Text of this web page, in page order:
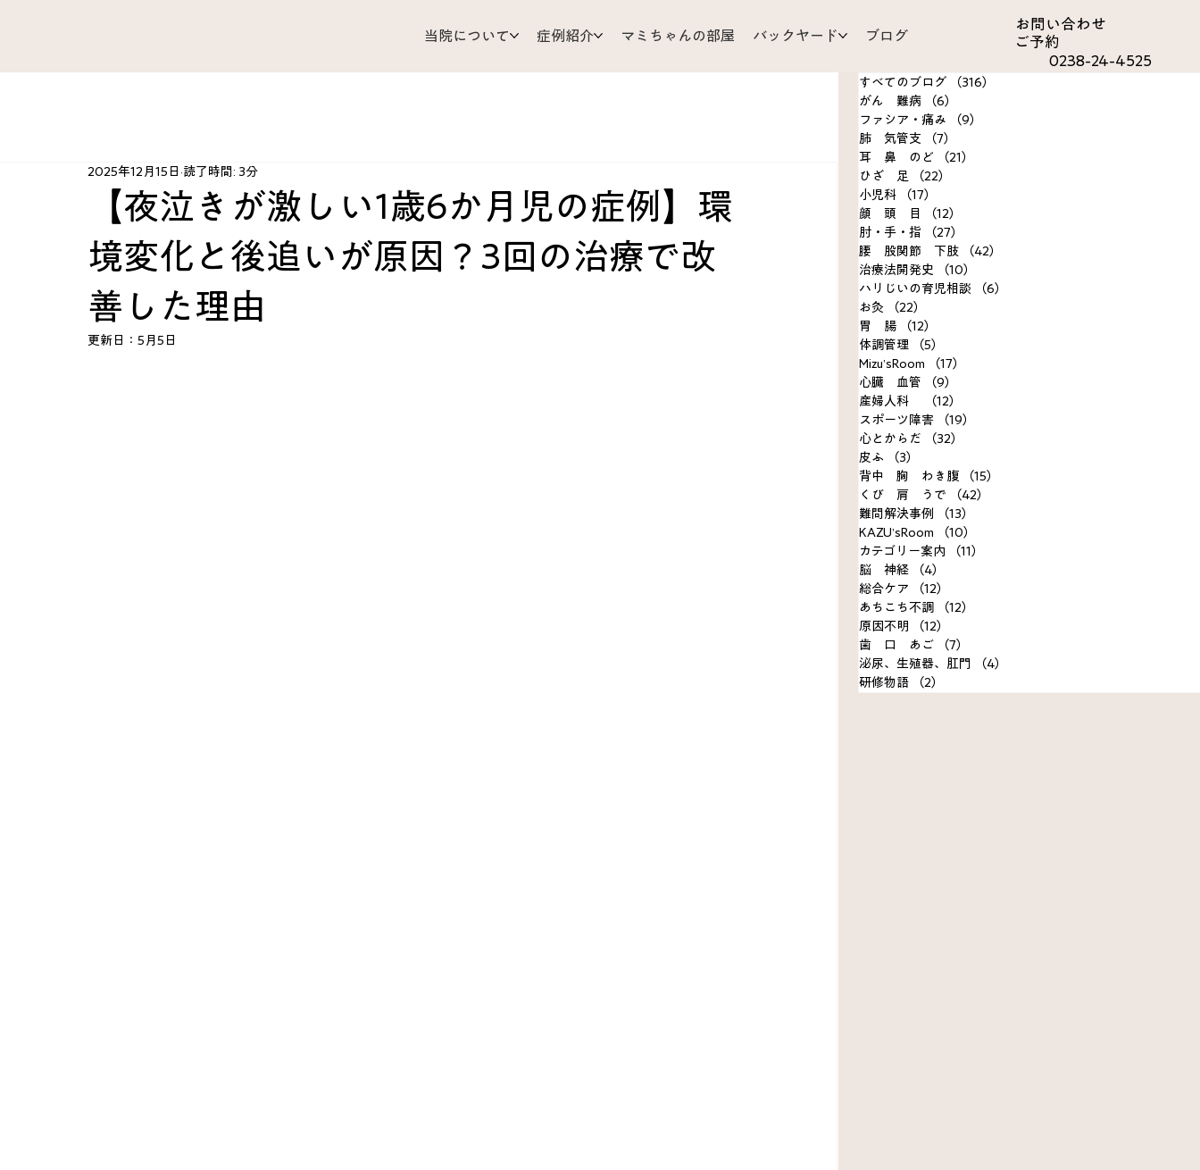
当院について 症例紹介 マミちゃんの部屋 バックヤード ブログ
お問い合わ​せ
ご予約
0238-24-4525
肘・手・指 腰 股関節 下肢
心臓 血管 産婦人科 スポーツ障害 心とからだ 皮ふ 背中 胸 わき腹 くび 肩 うで
KAZU’sRoom カテゴリー案内
【夜泣きが激しい1歳6か月児の症例】環
境変化と後追いが原因？3回の治療で改
善した理由
2025年12月15日 読了時間: 3分
更新日： 5月5日
すべてのブログ （316）
がん 難病
（6）
ファシア・痛み
（9）
肺 気管支
（7）
耳 鼻 のど
（21）
ひざ 足
（22）
小児科
（17）
顔 頭 目
（12）
肘・手・指
（27）
腰 股関節 下肢
（42）
治療法開発史
（10）
ハリじいの育児相談
（6）
お灸
（22）
胃 腸
（12）
体調管理
（5）
Mizu’sRoom
（17）
心臓 血管
（9）
産婦人科
（12）
スポーツ障害
（19）
心とからだ
（32）
皮ふ
（3）
背中 胸 わき腹
（15）
くび 肩 うで
（42）
難問解決事例
（13）
KAZU’sRoom
（10）
カテゴリー案内
（11）
脳 神経
（4）
総合ケア
（12）
あちこち不調
（12）
原因不明
（12）
歯 口 あご
（7）
泌尿、生殖器、肛門
（4）
研修物語
（2）